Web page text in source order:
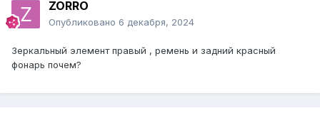
ZORRO
Опубликовано 6 декабря, 2024
Зеркальный элемент правый , ремень и задний красный
фонарь почем?